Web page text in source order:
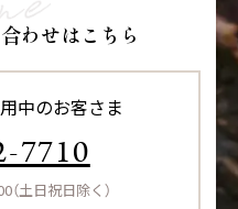
わせはこちら
中のお客さま
7710
土日祝日除く）